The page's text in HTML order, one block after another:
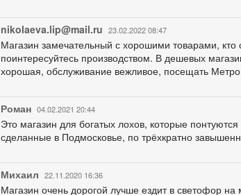
nikolaeva.lip@mail.ru 23.02.2022 08:47
Магазин замечательный с хорошими товарами, кто
поинтересуйтесь производством. В дешевых
хорошая, обслуживание вежливое, посещать Метро
Роман 04.02.2021 20:44
Это магазин для богатых лохов, которые
сделанные в Подмосковье, по трёхкратно
Михаил 22.11.2020 16:36
Магазин очень дорогой лучше ездит в светофор